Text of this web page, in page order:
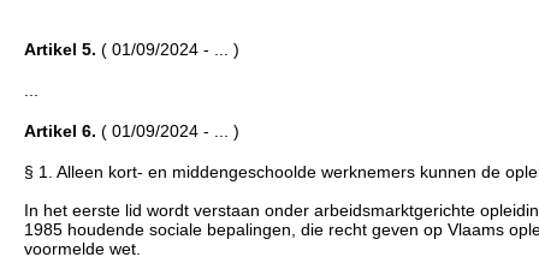
Artikel 5. ( 01/09/2024 - ... )
Artikel 6. ( 01/09/2024 - ... )
§ 1. Alleen kort- en middengeschoolde werknemers kunnen de
In het eerste lid wordt verstaan onder arbeidsmarktgerichte
1985 houdende sociale bepalingen, die recht geven op Vlaams
voormelde wet.